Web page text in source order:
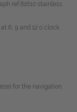
ref.81610 stainless
6, 9 and 12 o´clock.
for the navigation.